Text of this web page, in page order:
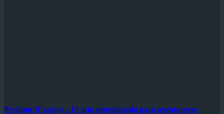
Perfume (Frasco) – El lujo subestimado para aventureros